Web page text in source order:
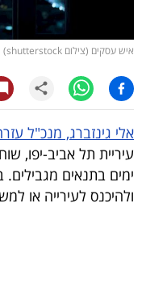
קריפטו
ויראלי
טלוויזיה
עסקי
ספורט
איש עסקים (צילום shutterstock)
אלי גינזברג, מנכ"ל
עיריית תל אביב-יפו,
ימים בתנאים
ולהיכנס לעירייה או